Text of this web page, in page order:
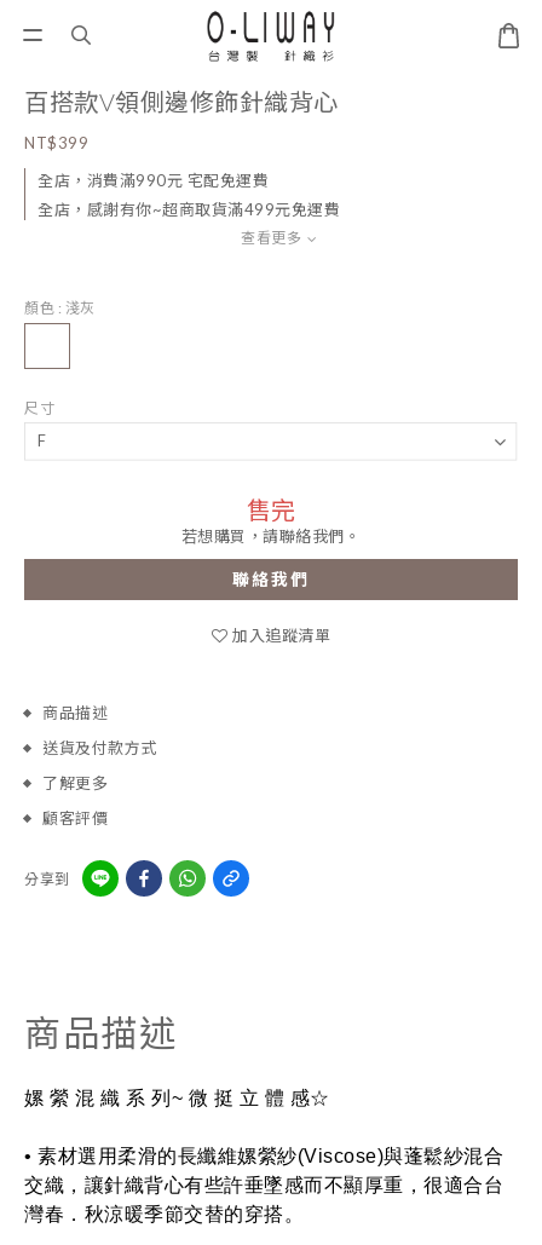
百搭款V領側邊修飾針織背心
NT$399
全店，消費滿990元 宅配免運費
全店，感謝有你~超商取貨滿499元免運費
查看更多
顏色 : 淺灰
尺寸
售完
若想購買，請聯絡我們。
聯絡我們
加入追蹤清單
商品描述
送貨及付款方式
了解更多
顧客評價
分享到
商品描述
嫘 縈 混 織 系 列~ 微 挺 立 體 感☆
• 素材選用柔滑的長纖維嫘縈紗(Viscose)與蓬鬆紗混合
交織，讓針織背心有些許垂墜感而不顯厚重，很適合台
灣春．秋涼暖季節交替的穿搭。